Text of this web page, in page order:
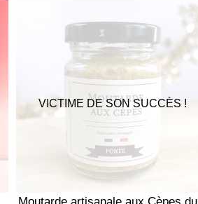
VICTIME DE SON SUCCÈS !